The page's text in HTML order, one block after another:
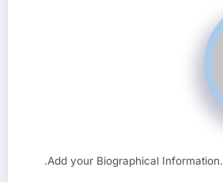
Add your Biographical Information.